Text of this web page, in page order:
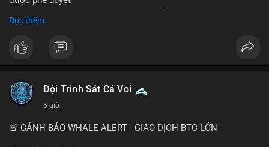
trình
$btc $eth
#vlikevn #titanbot
Đọc thêm
Đội Trinh Sát Cá Voi
5 giờ
🚨 CẢNH BÁO WHALE ALERT - GIAO DỊCH BTC LỚN